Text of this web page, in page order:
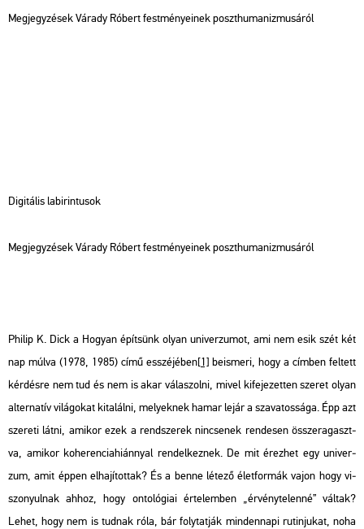
Meg­jegy­zé­sek Vá­rady Ró­bert fest­mé­nye­i­nek poszt­hu­ma­niz­mu­sá­ról
Di­gi­tá­lis la­bi­rin­tu­sok
Meg­jegy­zé­sek Vá­rady Ró­bert fest­mé­nye­i­nek poszt­hu­ma­niz­mu­sá­ról
Phi­lip K. Dick a Ho­gyan épít­sünk olyan uni­ver­zu­mot, ami nem esik szét két
nap múlva (1978, 1985) című esszé­jé­ben[1] be­is­me­ri, hogy a cím­ben fel­tett
kér­dés­re nem tud és nem is akar vá­la­szol­ni, mivel ki­fe­je­zet­ten sze­ret olyan
al­ter­na­tív vi­lá­go­kat ki­ta­lál­ni, me­lyek­nek hamar lejár a sza­va­tos­sá­ga. Épp azt
sze­re­ti látni, ami­kor ezek a rend­sze­rek nin­cse­nek ren­de­sen össze­ra­gaszt­
va, ami­kor ko­he­ren­cia­hi­ánnyal ren­del­kez­nek. De mit érez­het egy uni­ver­
zum, amit éppen el­ha­jí­tot­tak? És a benne lé­te­ző élet­for­mák vajon hogy vi­
szo­nyul­nak ahhoz, hogy on­to­ló­gi­ai ér­te­lem­ben „ér­vény­te­len­né” vál­tak?
Lehet, hogy nem is tud­nak róla, bár foly­tat­ják min­den­na­pi ru­tin­ju­kat, noha